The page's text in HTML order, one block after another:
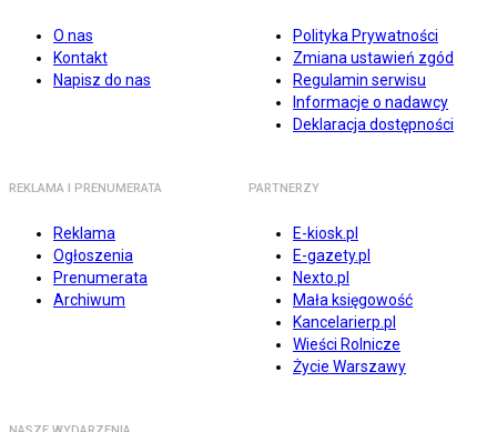
O nas
Kontakt
Napisz do nas
Polityka Prywatności
Zmiana ustawień zgód
Regulamin serwisu
Informacje o nadawcy
Deklaracja dostępności
REKLAMA I PRENUMERATA
Reklama
Ogłoszenia
Prenumerata
Archiwum
PARTNERZY
E-kiosk.pl
E-gazety.pl
Nexto.pl
Mała księgowość
Kancelarierp.pl
Wieści Rolnicze
Życie Warszawy